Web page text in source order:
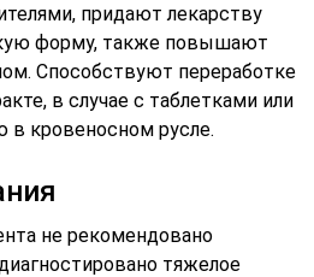
придают лекарству
форму, также повышают
Способствуют переработке
в случае с таблетками или
кровеносном русле.
не рекомендовано
тяжелое